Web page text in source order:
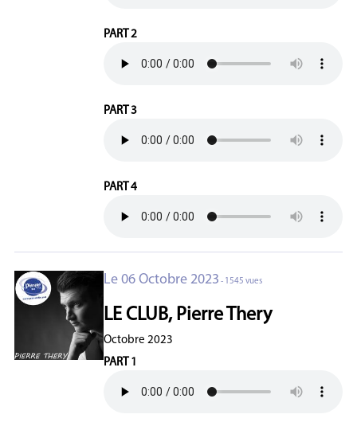
PART 2
PART 3
PART 4
Le 06 Octobre 2023 - 1545 vues
LE CLUB, Pierre Thery
Octobre 2023
PART 1